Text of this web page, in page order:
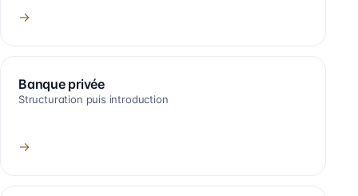
→
Banque privée
Structuration puis introduction
→